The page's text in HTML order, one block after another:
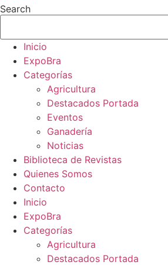
Search
Inicio
ExpoBra
Categorías
Agricultura
Destacados Portada
Eventos
Ganadería
Noticias
Biblioteca de Revistas
Quienes Somos
Contacto
Inicio
ExpoBra
Categorías
Agricultura
Destacados Portada